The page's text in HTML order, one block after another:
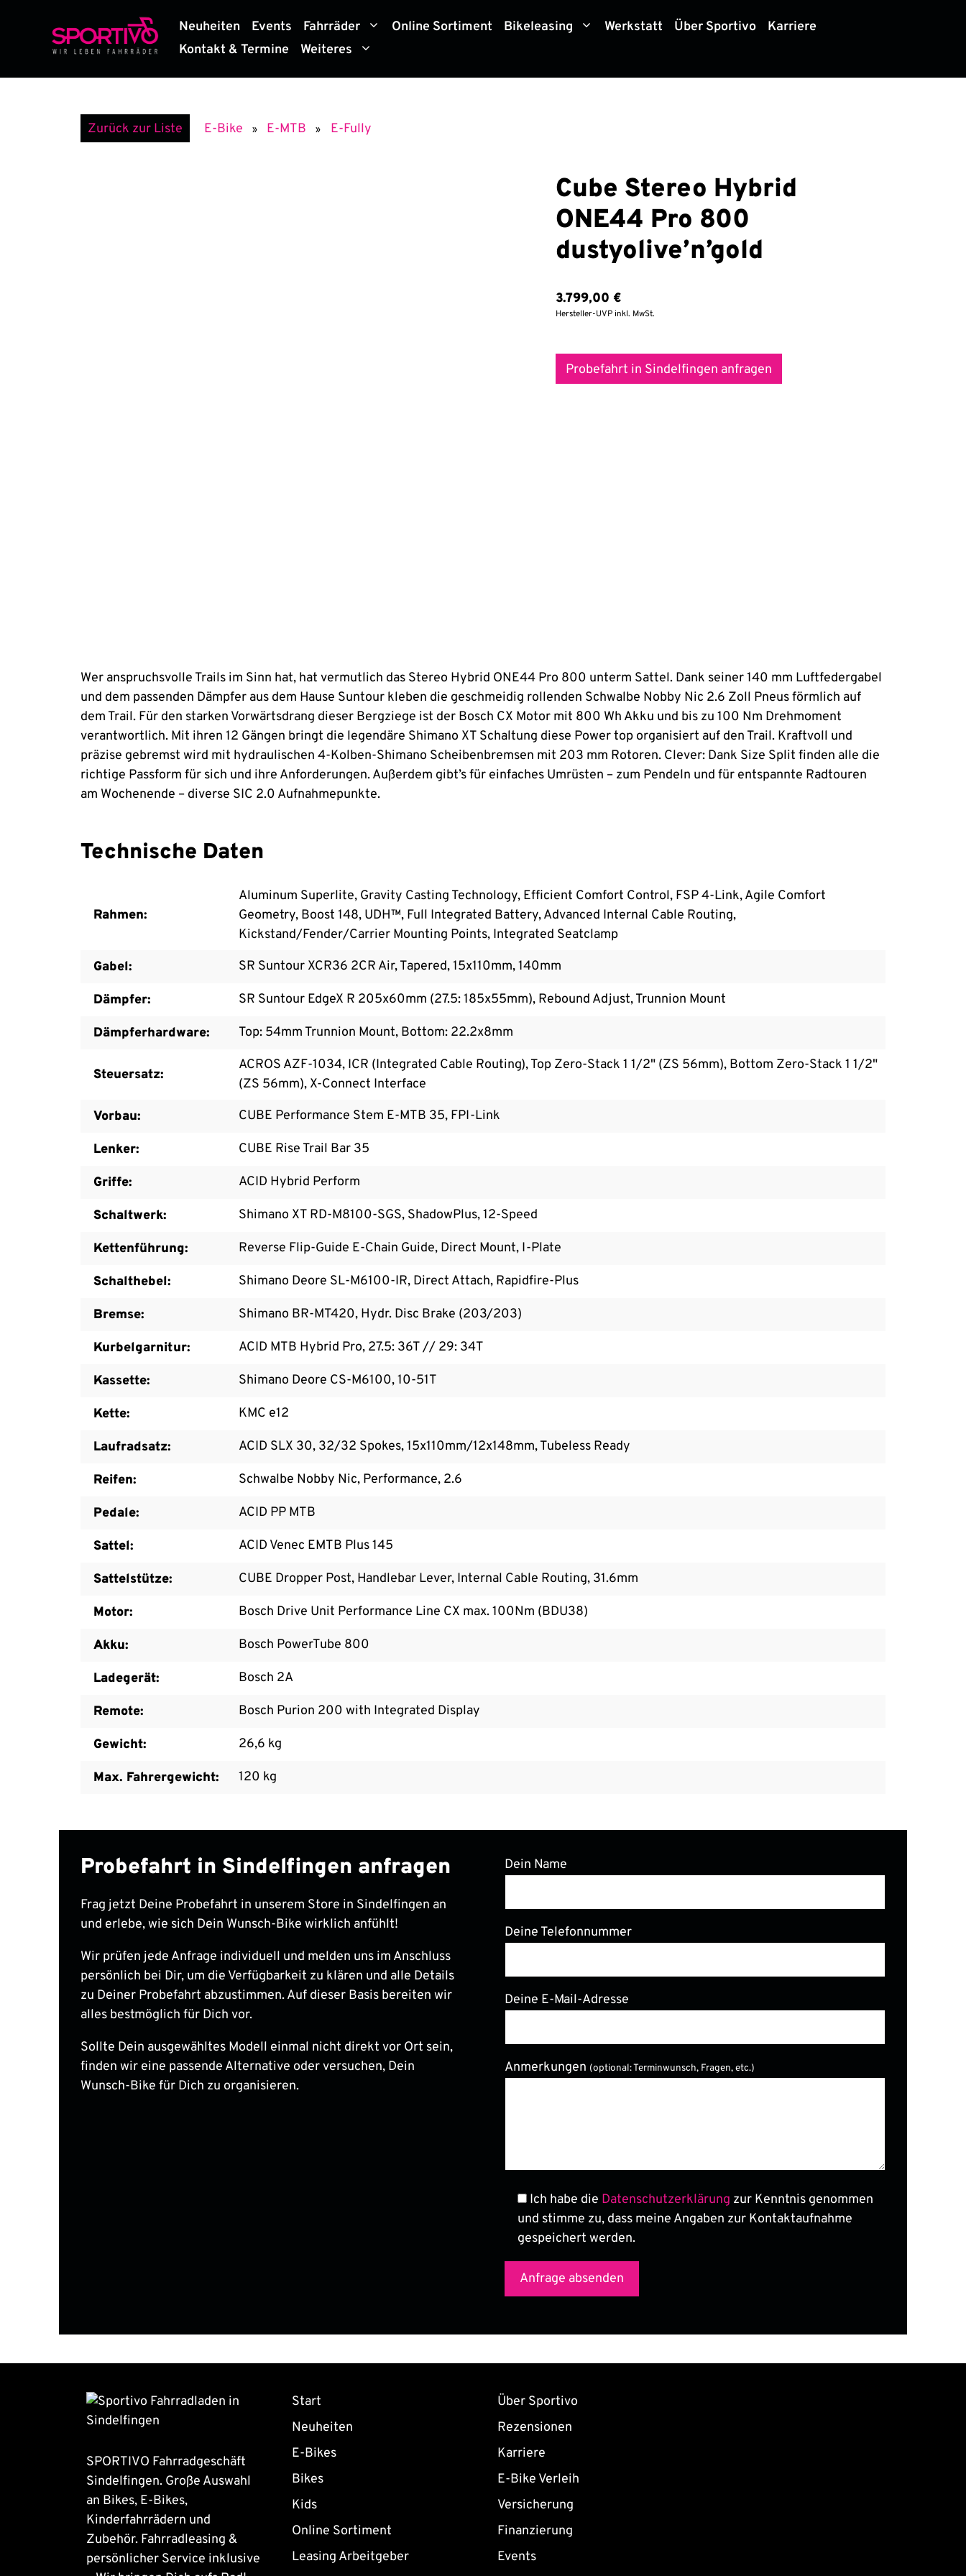
Neuheiten Events Fahrräder Online Sortiment Bikeleasing Werkstatt Über Sportivo
Karriere
Kontakt & Termine
Weiteres
Zurück zur Liste E-Bike » E-MTB » E-Fully
Cube Stereo Hybrid
ONE44 Pro 800
dustyolive’n’gold
3.799,00 €
Hersteller-UVP inkl. MwSt.
Probefahrt in Sindelfingen anfragen
Wer anspruchsvolle Trails im Sinn hat, hat vermutlich das Stereo Hybrid ONE44 Pro 800 unterm Sattel. Dank seiner 140 mm Luftfedergabel
und dem passenden Dämpfer aus dem Hause Suntour kleben die geschmeidig rollenden Schwalbe Nobby Nic 2.6 Zoll Pneus förmlich auf
dem Trail. Für den starken Vorwärtsdrang dieser Bergziege ist der Bosch CX Motor mit 800 Wh Akku und bis zu 100 Nm Drehmoment
verantwortlich. Mit ihren 12 Gängen bringt die legendäre Shimano XT Schaltung diese Power top organisiert auf den Trail. Kraftvoll und
präzise gebremst wird mit hydraulischen 4-Kolben-Shimano Scheibenbremsen mit 203 mm Rotoren. Clever: Dank Size Split finden alle die
richtige Passform für sich und ihre Anforderungen. Außerdem gibt’s für einfaches Umrüsten – zum Pendeln und für entspannte Radtouren
am Wochenende – diverse SIC 2.0 Aufnahmepunkte.
Technische Daten
Rahmen:
Aluminum Superlite, Gravity Casting Technology, Efficient Comfort Control, FSP 4-Link, Agile Comfort
Geometry, Boost 148, UDH™, Full Integrated Battery, Advanced Internal Cable Routing,
Kickstand/Fender/Carrier Mounting Points, Integrated Seatclamp
Gabel:
SR Suntour XCR36 2CR Air, Tapered, 15x110mm, 140mm
Dämpfer: SR Suntour EdgeX R 205x60mm (27.5: 185x55mm), Rebound Adjust, Trunnion Mount
Dämpferhardware: Top: 54mm Trunnion Mount, Bottom: 22.2x8mm
Steuersatz:
ACROS AZF-1034, ICR (Integrated Cable Routing), Top Zero-Stack 1 1/2" (ZS 56mm), Bottom Zero-Stack 1 1/2"
(ZS 56mm), X-Connect Interface
Vorbau:
CUBE Performance Stem E-MTB 35, FPI-Link
Lenker: CUBE Rise Trail Bar 35
Griffe: ACID Hybrid Perform
Schaltwerk: Shimano XT RD-M8100-SGS, ShadowPlus, 12-Speed
Kettenführung: Reverse Flip-Guide E-Chain Guide, Direct Mount, I-Plate
Schalthebel: Shimano Deore SL-M6100-IR, Direct Attach, Rapidfire-Plus
Bremse: Shimano BR-MT420, Hydr. Disc Brake (203/203)
Kurbelgarnitur: ACID MTB Hybrid Pro, 27.5: 36T // 29: 34T
Kassette: Shimano Deore CS-M6100, 10-51T
Kette: KMC e12
Laufradsatz: ACID SLX 30, 32/32 Spokes, 15x110mm/12x148mm, Tubeless Ready
Reifen: Schwalbe Nobby Nic, Performance, 2.6
Pedale: ACID PP MTB
Sattel: ACID Venec EMTB Plus 145
Sattelstütze: CUBE Dropper Post, Handlebar Lever, Internal Cable Routing, 31.6mm
Motor: Bosch Drive Unit Performance Line CX max. 100Nm (BDU38)
Akku: Bosch PowerTube 800
Ladegerät: Bosch 2A
Remote: Bosch Purion 200 with Integrated Display
Gewicht: 26,6 kg
Max. Fahrergewicht: 120 kg
Probefahrt in Sindelfingen anfragen
Frag jetzt Deine Probefahrt in unserem Store in Sindelfingen an
und erlebe, wie sich Dein Wunsch-Bike wirklich anfühlt!
Wir prüfen jede Anfrage individuell und melden uns im Anschluss
persönlich bei Dir, um die Verfügbarkeit zu klären und alle Details
zu Deiner Probefahrt abzustimmen. Auf dieser Basis bereiten wir
alles bestmöglich für Dich vor.
Sollte Dein ausgewähltes Modell einmal nicht direkt vor Ort sein,
finden wir eine passende Alternative oder versuchen, Dein
Wunsch-Bike für Dich zu organisieren.
Dein Name
Deine Telefonnummer
Deine E-Mail-Adresse
Bitte lasse dieses Feld leer.
Anmerkungen (optional: Terminwunsch, Fragen, etc.)
Ich habe die Datenschutzerklärung zur Kenntnis genommen
und stimme zu, dass meine Angaben zur Kontaktaufnahme
gespeichert werden.
SPORTIVO Fahrradgeschäft
Sindelfingen. Große Auswahl
an Bikes, E-Bikes,
Kinderfahrrädern und
Zubehör. Fahrradleasing &
persönlicher Service inklusive
Start
Neuheiten
E-Bikes
Bikes
Kids
Online Sortiment
Leasing Arbeitgeber
Über Sportivo
Rezensionen
Karriere
E-Bike Verleih
Versicherung
Finanzierung
Events